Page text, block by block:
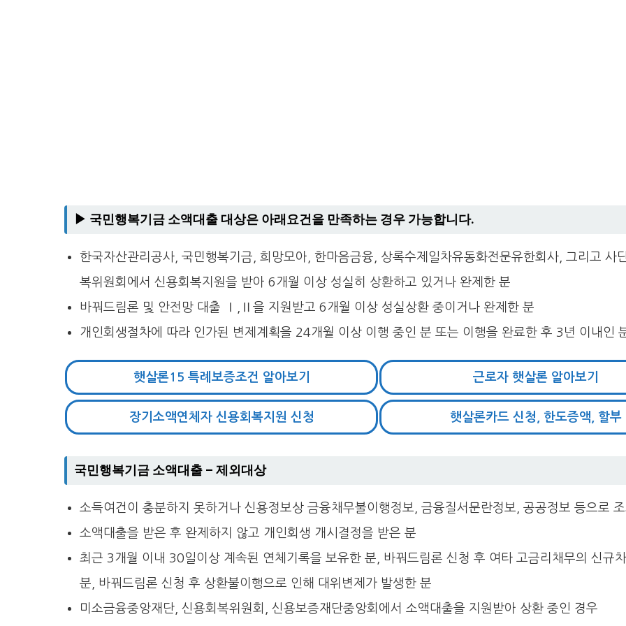
▶ 국민행복기금 소액대출 대상은 아래요건을 만족하는 경우 가능합니다.
한국자산관리공사, 국민행복기금, 희망모아, 한마음금융, 상록수제일차유동화전문유한회사, 그리고 사
복위원회에서 신용회복지원을 받아 6개월 이상 성실히 상환하고 있거나 완제한 분
바꿔드림론 및 안전망 대출 Ⅰ,Ⅱ을 지원받고 6개월 이상 성실상환 중이거나 완제한 분
개인회생절차에 따라 인가된 변제계획을 24개월 이상 이행 중인 분 또는 이행을 완료한 후 3년 이내인
햇살론15 특례보증조건 알아보기 근로자 햇살론 알아보기
장기소액연체자 신용회복지원 신청 햇살론카드 신청, 한도증액, 할부
국민행복기금 소액대출 – 제외대상
소득여건이 충분하지 못하거나 신용정보상 금융채무불이행정보, 금융질서문란정보, 공공정보 등으로
소액대출을 받은 후 완제하지 않고 개인회생 개시결정을 받은 분
최근 3개월 이내 30일이상 계속된 연체기록을 보유한 분, 바꿔드림론 신청 후 여타 고금리채무의 신규
분, 바꿔드림론 신청 후 상환불이행으로 인해 대위변제가 발생한 분
미소금융중앙재단, 신용회복위원회, 신용보증재단중앙회에서 소액대출을 지원받아 상환 중인 경우